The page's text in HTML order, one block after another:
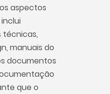
aspectos
manuais do
documentos
que o